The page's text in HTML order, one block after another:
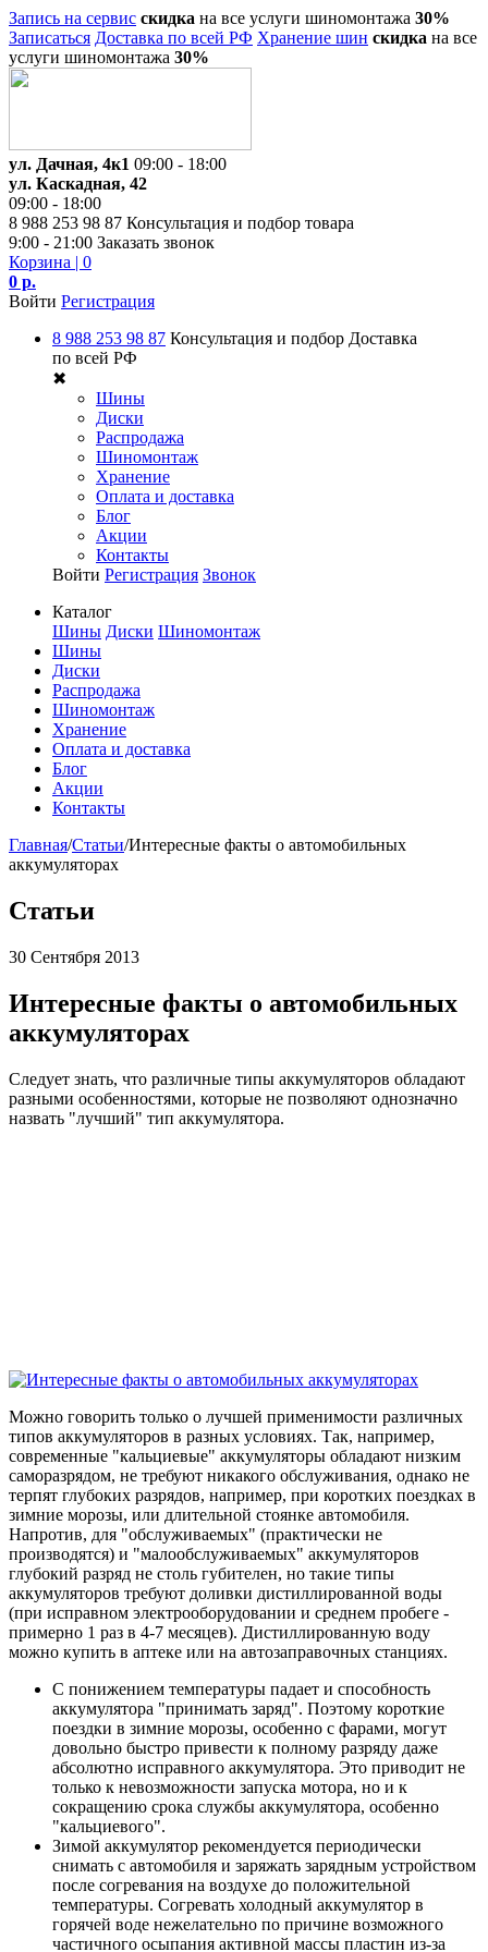
Запись на сервис скидка на все услуги шиномонтажа 30%
Записаться Доставка по всей РФ Хранение шин скидка на все
услуги шиномонтажа 30%
ул. Дачная, 4к1 09:00 - 18:00
ул. Каскадная, 42
09:00 - 18:00
8 988 253 98 87 Консультация и подбор товара
9:00 - 21:00 Заказать звонок
Корзина | 0
0 р.
Войти Регистрация
8 988 253 98 87 Консультация и подбор Доставка
по всей РФ
✖
Шины
Диски
Распродажа
Шиномонтаж
Хранение
Оплата и доставка
Блог
Акции
Контакты
Войти Регистрация Звонок
Каталог
Шины Диски Шиномонтаж
Шины
Диски
Распродажа
Шиномонтаж
Хранение
Оплата и доставка
Блог
Акции
Контакты
Главная/Статьи/Интересные факты о автомобильных
аккумуляторах
Статьи
30 Сентября 2013
Интересные факты о автомобильных
аккумуляторах
Следует знать, что различные типы аккумуляторов обладают
разными особенностями, которые не позволяют однозначно
назвать "лучший" тип аккумулятора.
Можно говорить только о лучшей применимости различных
типов аккумуляторов в разных условиях. Так, например,
современные "кальциевые" аккумуляторы обладают низким
саморазрядом, не требуют никакого обслуживания, однако не
терпят глубоких разрядов, например, при коротких поездках в
зимние морозы, или длительной стоянке автомобиля.
Напротив, для "обслуживаемых" (практически не
производятся) и "малообслуживаемых" аккумуляторов
глубокий разряд не столь губителен, но такие типы
аккумуляторов требуют доливки дистиллированной воды
(при исправном электрооборудовании и среднем пробеге -
примерно 1 раз в 4-7 месяцев). Дистиллированную воду
можно купить в аптеке или на автозаправочных станциях.
С понижением температуры падает и способность
аккумулятора "принимать заряд". Поэтому короткие
поездки в зимние морозы, особенно с фарами, могут
довольно быстро привести к полному разряду даже
абсолютно исправного аккумулятора. Это приводит не
только к невозможности запуска мотора, но и к
сокращению срока службы аккумулятора, особенно
"кальциевого".
Зимой аккумулятор рекомендуется периодически
снимать с автомобиля и заряжать зарядным устройством
после согревания на воздухе до положительной
температуры. Согревать холодный аккумулятор в
горячей воде нежелательно по причине возможного
частичного осыпания активной массы пластин из-за